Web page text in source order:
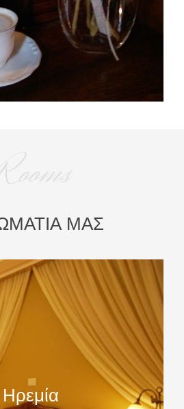
ΜΑΣ
Ηρεμία